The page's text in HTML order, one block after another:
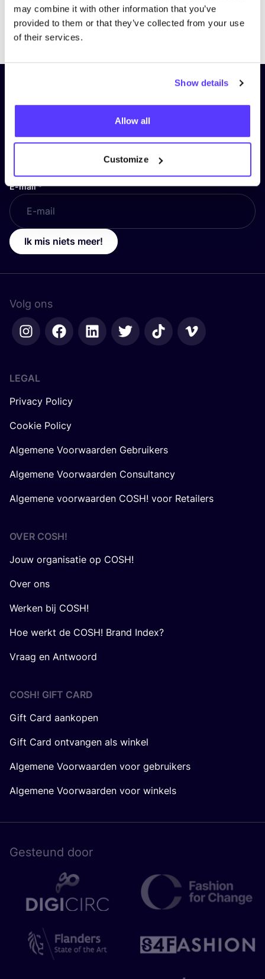
may combine it with other information that you’ve
provided to them or that they’ve collected from your use
of their services.
Show details
Allow all
Customize
PreviousNext
Schrijf je in op onze nieuwsbrief
en blijf op de hoogte!
Voornaam*
E-mail*
Ik mis niets meer!
Volg ons
LEGAL
Privacy Policy
Cookie Policy
Algemene Voorwaarden Gebruikers
Algemene Voorwaarden Consultancy
Algemene voorwaarden COSH! voor Retailers
OVER COSH!
Jouw organisatie op COSH!
Over ons
Werken bij COSH!
Hoe werkt de COSH! Brand Index?
Vraag en Antwoord
COSH! GIFT CARD
Gift Card aankopen
Gift Card ontvangen als winkel
Algemene Voorwaarden voor gebruikers
Algemene Voorwaarden voor winkels
Gesteund door